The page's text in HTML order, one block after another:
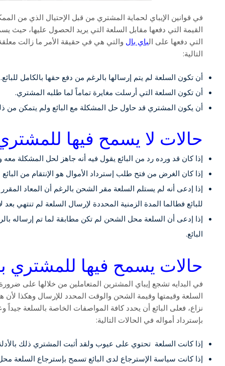
في قوانين الإيباي لحماية المشتري من قبل الإحتيال الذي من
القيمة التي دفعها مقابل السلعة التي يريد الحصول عليها، حيث
التي دفعها على الباي بال والتي هي في حقيقة الأمر ما زالت
التالية:
أن تكون السلعة لم يتم إرسالها بالرغم من دفع حقها بالكامل للبائع.
أن تكون السلعة التي أرسلت مغايرة تماماً لما طلبه المشتري.
أن يكون المشتري قد حاول حل المشكلة مع البائع ولم يتمكن من
حالات لا يسمح فيها
إذا كان قد ورده رد من البائع يقول فيه أنه جاهز لحل المشكلة
إذا كان الغرض من فتح طلب إسترداد الأموال هو الإنتقام من
إذا إدعى أنه لم يستلم السلعة مقر الشحن بالرغم أن المعاد
للبائع فطالما المدة الزمنية المحددة لإرسال السلعة لم تنتهي
إذا إدعى أن السلعة محل الشحن لم تكن مطابقة لما تم إرساله
البائع.
حالات يسمح فيها للمشتري
في البدايه تشجع إيباي المشترين المتعاملين من خلالها على
السلعة وقيمتها وقيمة الشحن والوقت المحدد للإرسال وهكذا
نزاع، فعلى البائع أن يحدد كافة المواصفات الخاصة بالسلعة
بإسترداد أمواله في الحالات التالية:
إذا كانت السلعة تحتوي على عيوب ولقد أثبت المشتري ذلك
إذا كانت سياسة الإسترجاع لدى البائع تسمح بإسترجاع السلعة